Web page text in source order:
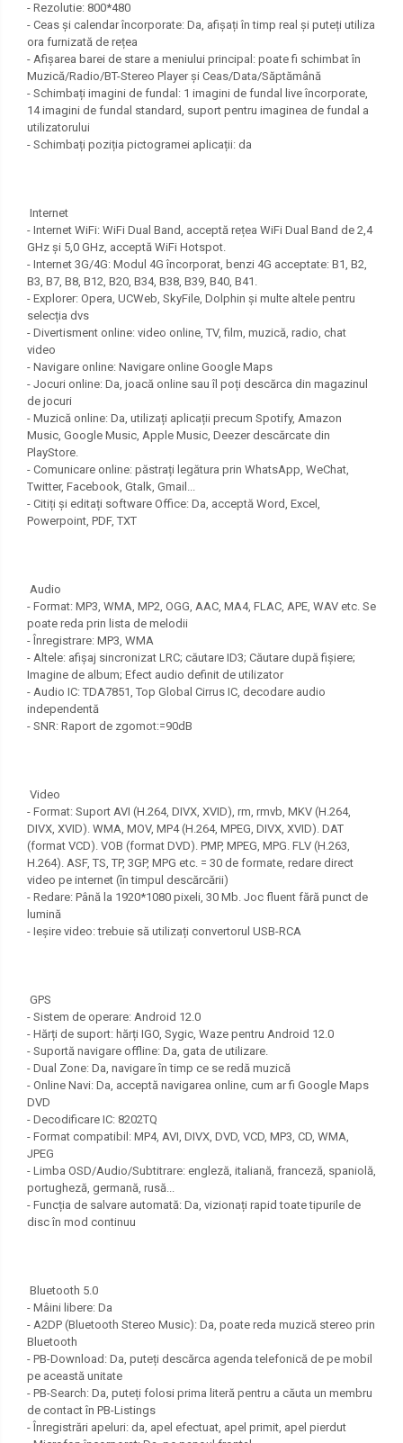
- Rezolutie: 800*480
- Ceas și calendar încorporate: Da, afișați în timp real și puteți utiliza
ora furnizată de rețea
- Afișarea barei de stare a meniului principal: poate fi schimbat în
Muzică/Radio/BT-Stereo Player și Ceas/Data/Săptămână
- Schimbați imagini de fundal: 1 imagini de fundal live încorporate,
14 imagini de fundal standard, suport pentru imaginea de fundal a
utilizatorului
- Schimbați poziția pictogramei aplicații: da
Internet
- Internet WiFi: WiFi Dual Band, acceptă rețea WiFi Dual Band de 2,4
GHz și 5,0 GHz, acceptă WiFi Hotspot.
- Internet 3G/4G: Modul 4G încorporat, benzi 4G acceptate: B1, B2,
B3, B7, B8, B12, B20, B34, B38, B39, B40, B41.
- Explorer: Opera, UCWeb, SkyFile, Dolphin și multe altele pentru
selecția dvs
- Divertisment online: video online, TV, film, muzică, radio, chat
video
- Navigare online: Navigare online Google Maps
- Jocuri online: Da, joacă online sau îl poți descărca din magazinul
de jocuri
- Muzică online: Da, utilizați aplicații precum Spotify, Amazon
Music, Google Music, Apple Music, Deezer descărcate din
PlayStore.
- Comunicare online: păstrați legătura prin WhatsApp, WeChat,
Twitter, Facebook, Gtalk, Gmail...
- Citiți și editați software Office: Da, acceptă Word, Excel,
Powerpoint, PDF, TXT
Audio
- Format: MP3, WMA, MP2, OGG, AAC, MA4, FLAC, APE, WAV etc. Se
poate reda prin lista de melodii
- Înregistrare: MP3, WMA
- Altele: afișaj sincronizat LRC; căutare ID3; Căutare după fișiere;
Imagine de album; Efect audio definit de utilizator
- Audio IC: TDA7851, Top Global Cirrus IC, decodare audio
independentă
- SNR: Raport de zgomot:=90dB
Video
- Format: Suport AVI (H.264, DIVX, XVID), rm, rmvb, MKV (H.264,
DIVX, XVID). WMA, MOV, MP4 (H.264, MPEG, DIVX, XVID). DAT
(format VCD). VOB (format DVD). PMP, MPEG, MPG. FLV (H.263,
H.264). ASF, TS, TP, 3GP, MPG etc. = 30 de formate, redare direct
video pe internet (în timpul descărcării)
- Redare: Până la 1920*1080 pixeli, 30 Mb. Joc fluent fără punct de
lumină
- Ieșire video: trebuie să utilizați convertorul USB-RCA
GPS
- Sistem de operare: Android 12.0
- Hărți de suport: hărți IGO, Sygic, Waze pentru Android 12.0
- Suportă navigare offline: Da, gata de utilizare.
- Dual Zone: Da, navigare în timp ce se redă muzică
- Online Navi: Da, acceptă navigarea online, cum ar fi Google Maps
DVD
- Decodificare IC: 8202TQ
- Format compatibil: MP4, AVI, DIVX, DVD, VCD, MP3, CD, WMA,
JPEG
- Limba OSD/Audio/Subtitrare: engleză, italiană, franceză, spaniolă,
portugheză, germană, rusă...
- Funcția de salvare automată: Da, vizionați rapid toate tipurile de
disc în mod continuu
Bluetooth 5.0
- Mâini libere: Da
- A2DP (Bluetooth Stereo Music): Da, poate reda muzică stereo prin
Bluetooth
- PB-Download: Da, puteți descărca agenda telefonică de pe mobil
pe această unitate
- PB-Search: Da, puteți folosi prima literă pentru a căuta un membru
de contact în PB-Listings
- Înregistrări apeluri: da, apel efectuat, apel primit, apel pierdut